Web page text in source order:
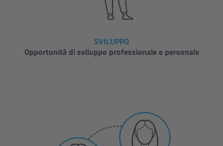
SVILUPPO
Opportunità di sviluppo professionale e personale